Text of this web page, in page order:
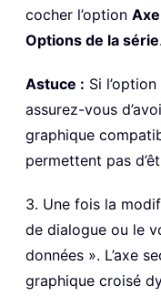
cocher l’option
Options de la série.
Astuce : Si l’option
assurez-vous
graphique
permettent pas
3. Une fois la
de dialogue ou le
données ». L’axe
graphique croisé